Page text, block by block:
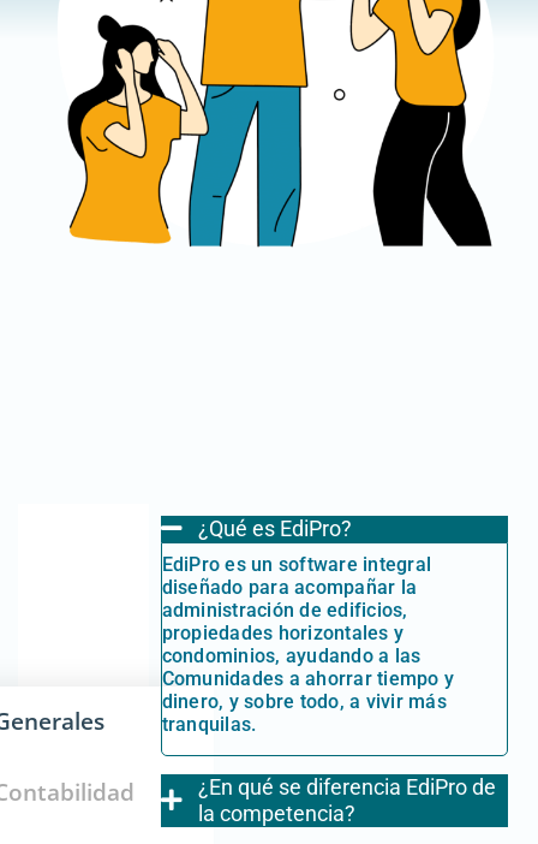
¿Qué es EdiPro?
EdiPro es un software integral
diseñado para acompañar la
administración de edificios,
propiedades horizontales y
condominios, ayudando a las
Comunidades a ahorrar tiempo y
dinero, y sobre todo, a vivir más
tranquilas.
¿En qué se diferencia EdiPro de
la competencia?